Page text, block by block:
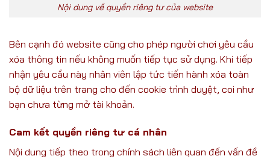
Nội dung về quyền riêng tư của website
Bên cạnh đó website cũng cho phép người chơi yêu cầu
xóa thông tin nếu không muốn tiếp tục sử dụng. Khi tiếp
nhận yêu cầu này nhân viên lập tức tiến hành xóa toàn
bộ dữ liệu trên trang cho đến cookie trình duyệt, coi như
bạn chưa từng mở tài khoản.
Cam kết quyền riêng tư cá nhân
Nội dung tiếp theo trong chính sách liên quan đến vấn đề